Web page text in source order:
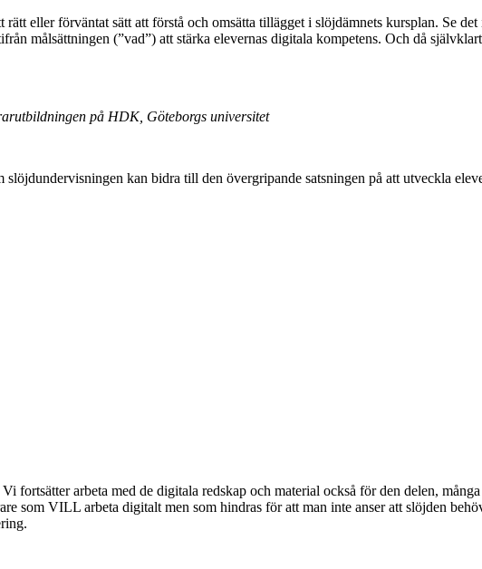
eller förväntat sätt att förstå och omsätta tillägget i slöjdämnets kursplan. Se
målsättningen (”vad”) att stärka elevernas digitala kompetens. Och då
på HDK, Göteborgs universitet
kan bidra till den övergripande satsningen på att utveckla
Vi fortsätter arbeta med de digitala redskap och material också för den delen,
som VILL arbeta digitalt men som hindras för att man inte anser att slöjden